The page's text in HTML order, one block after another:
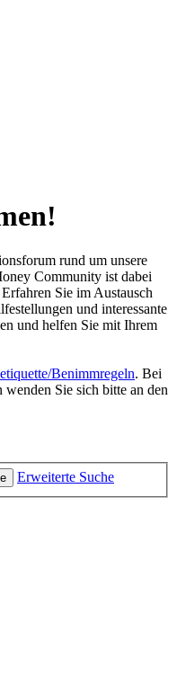
rund um unsere
Community ist dabei
Sie im Austausch
und interessante
und helfen Sie mit Ihrem
Benimmregeln. Bei
wenden Sie sich bitte an den
Erweiterte Suche